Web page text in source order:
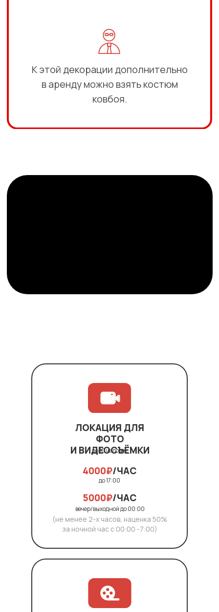
5000₽/ЧАС
(не менее 2-х часов, наценка 50%
за ночной час с 00:00 -7:00)
вечер/выходной до 00:00
4000₽/ЧАС
до 17:00
ЛОКАЦИЯ ДЛЯ
ФОТО
И ВИДЕОСЪЁМКИ
до 10 человек